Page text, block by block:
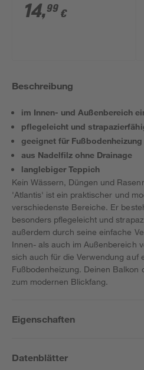
14,99 €
Beschreibung
im Innen- und Außenbereich
pflegeleicht und
geeignet für Fußbodenheizung
aus Nadelfilz ohne Drainage
langlebiger Teppich
Kein Wässern, Düngen und
'Atlantis' ist ein praktischer und
verschiedenste Bereiche. Er
besonders pflegeleicht und
außerdem durch seine einfache
Innen- als auch im Außenbereich
sich auch für die Verwendung auf
Fußbodenheizung. Deinen Balkon
zum modernen Blickfang.
Eigenschaften
Datenblätter